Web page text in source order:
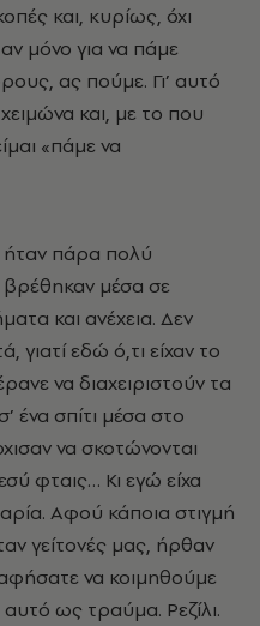
και, κυρίως, όχι
μόνο για να πάμε
ας πούμε. Γι’ αυτό
και, με το που
«πάμε να
ήταν πάρα πολύ
βρέθηκαν μέσα σε
και ανέχεια. Δεν
εδώ ό,τι είχαν το
να διαχειριστούν τα
ένα σπίτι μέσα στο
να σκοτώνονται
φταις… Κι εγώ είχα
Αφού κάποια στιγμή
γείτονές μας, ήρθαν
να κοιμηθούμε
ως τραύμα. Ρεζίλι.